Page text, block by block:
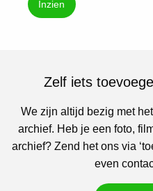
Inzien
Zelf iets
We zijn altijd bezig met
archief. Heb je een foto,
archief? Zend het ons via
even